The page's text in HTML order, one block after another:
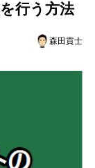
行う方法
森田貢士